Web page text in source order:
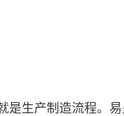
是生产制造流程。易